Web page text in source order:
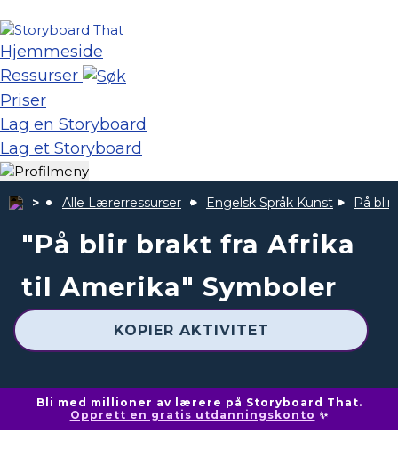
Hjemmeside
Ressurser
Priser
Lag en Storyboard
Lag et Storyboard
Alle Lærerressurser Engelsk Språk Kunst På blir
"På blir brakt fra Afrika
til Amerika" Symboler
KOPIER AKTIVITET
Bli med millioner av lærere på Storyboard That.
Opprett en gratis utdanningskonto ✨